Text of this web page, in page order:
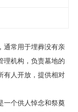
通常用于埋葬没有亲
理机构，负责墓地的
有人开放，提供相对
一个供人悼念和祭奠